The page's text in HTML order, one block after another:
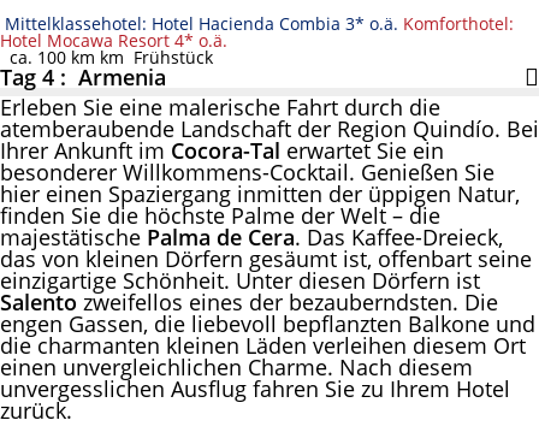
Mittelklassehotel: Hotel Hacienda Combia 3* o.ä. Komforthotel:
Hotel Mocawa Resort 4* o.ä.
ca. 100 km km Frühstück
Tag 4 : Armenia
Erleben Sie eine malerische Fahrt durch die
atemberaubende Landschaft der Region Quindío. Bei
Ihrer Ankunft im Cocora-Tal erwartet Sie ein
besonderer Willkommens-Cocktail. Genießen Sie
hier einen Spaziergang inmitten der üppigen Natur,
finden Sie die höchste Palme der Welt – die
majestätische Palma de Cera. Das Kaffee-Dreieck,
das von kleinen Dörfern gesäumt ist, offenbart seine
einzigartige Schönheit. Unter diesen Dörfern ist
Salento zweifellos eines der bezauberndsten. Die
engen Gassen, die liebevoll bepflanzten Balkone und
die charmanten kleinen Läden verleihen diesem Ort
einen unvergleichlichen Charme. Nach diesem
unvergesslichen Ausflug fahren Sie zu Ihrem Hotel
zurück.